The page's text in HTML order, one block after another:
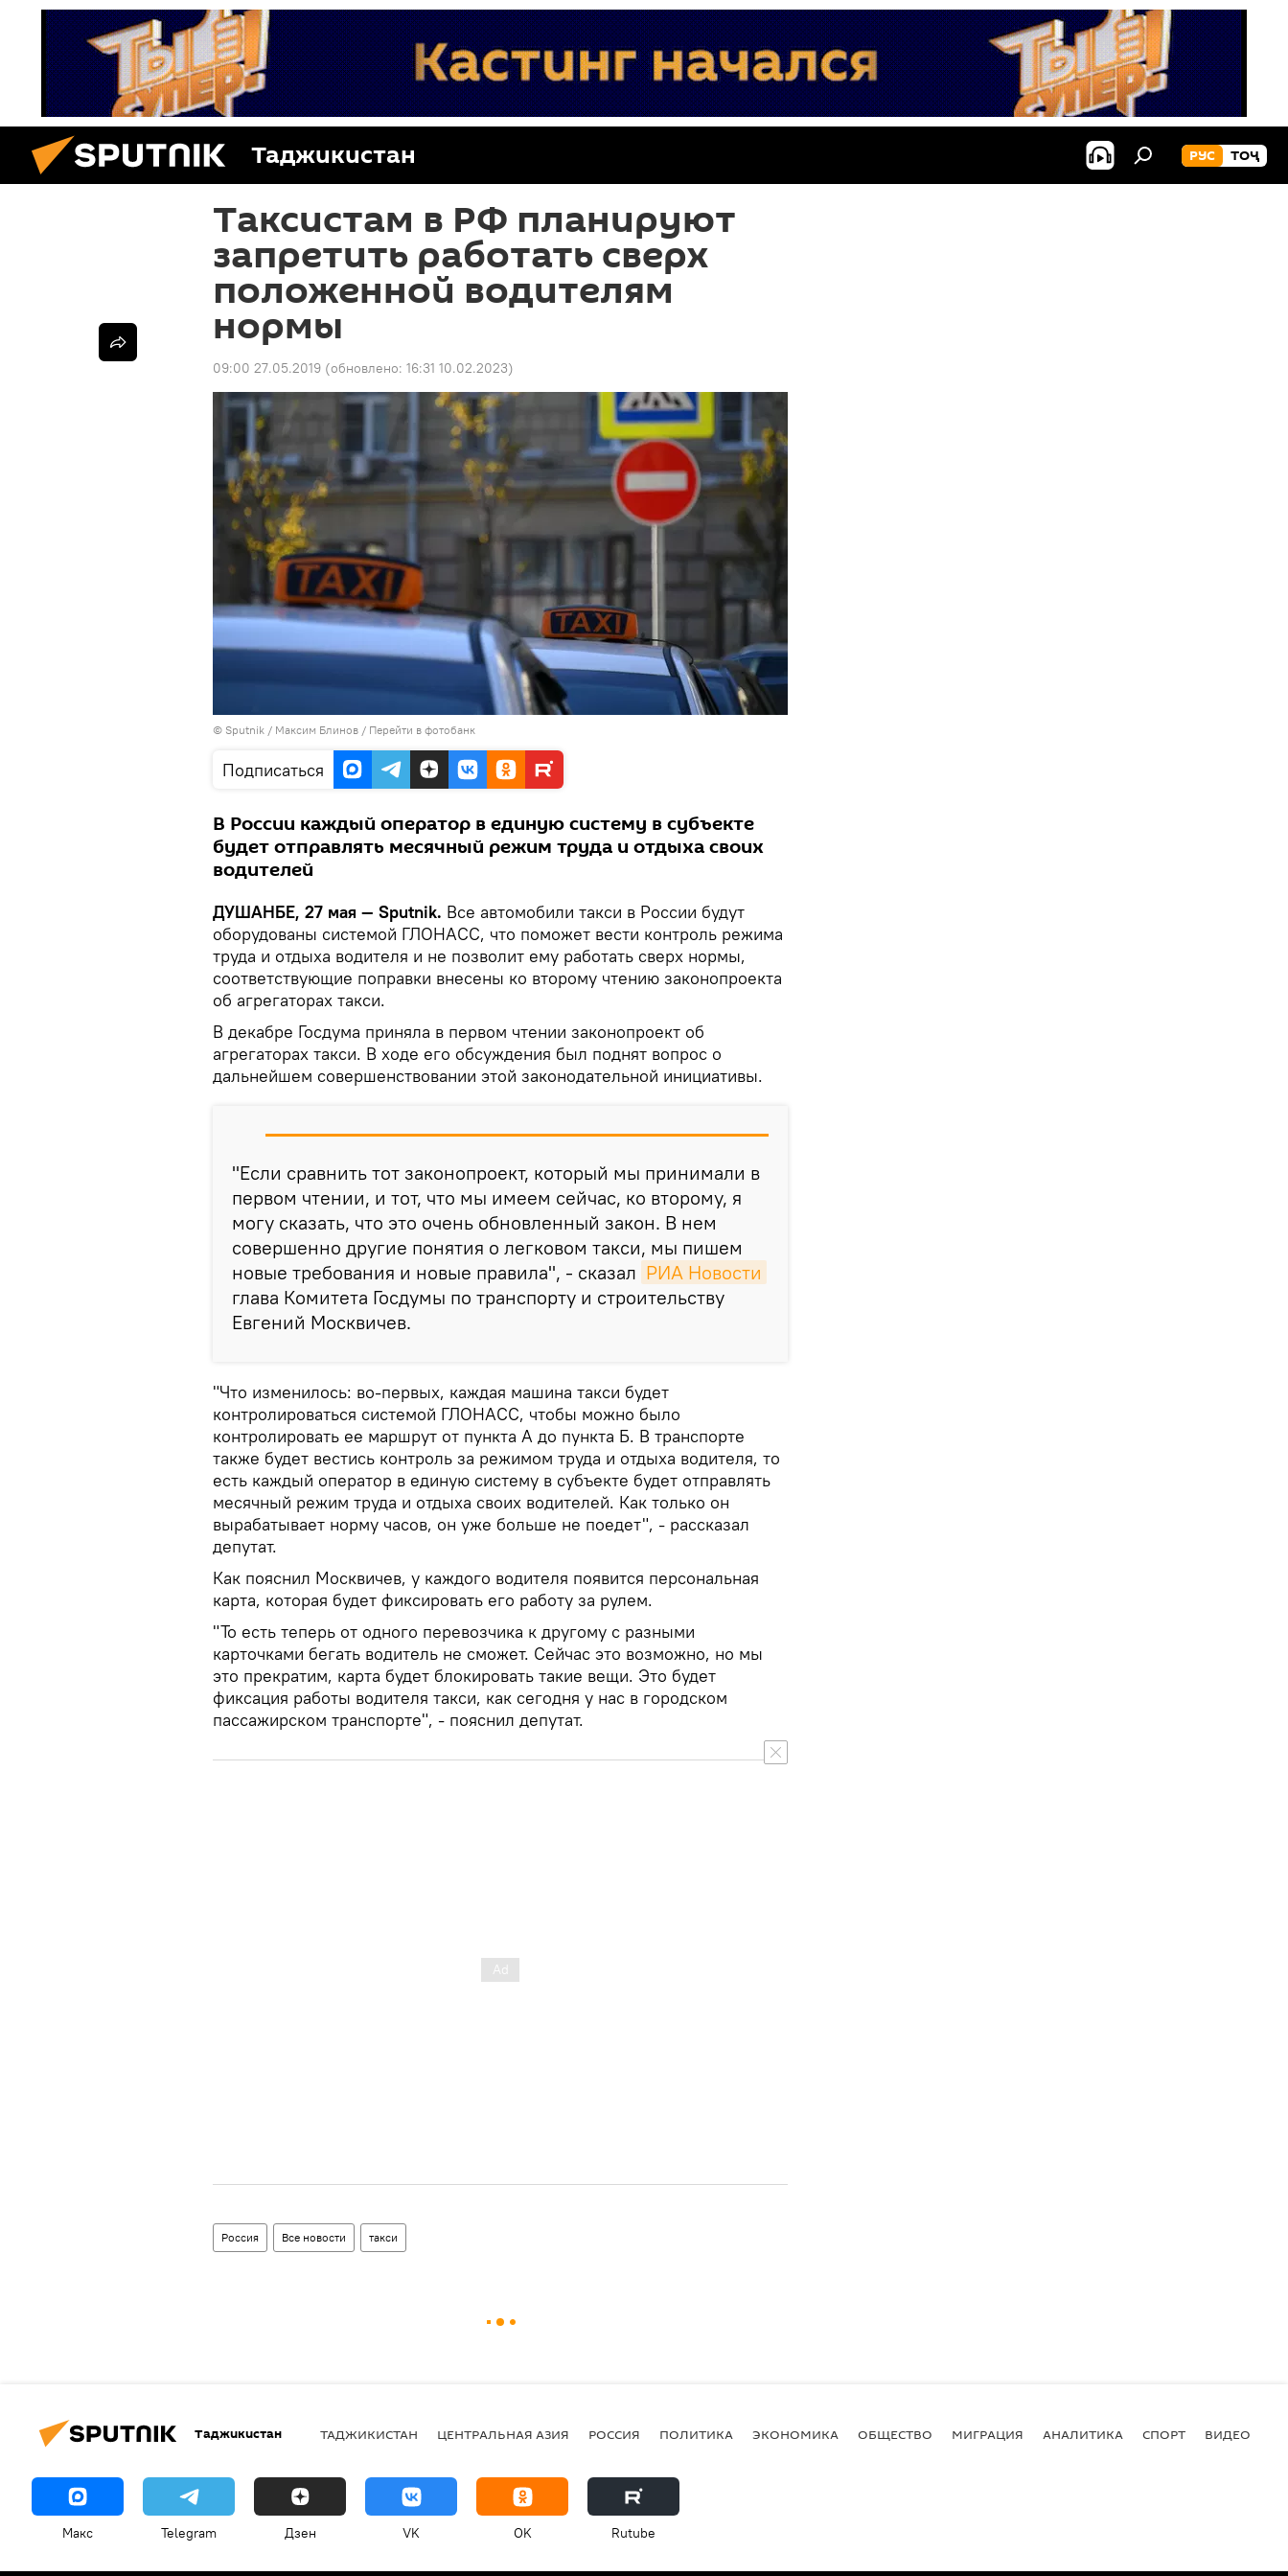
Таджикистан РУС ТОҶ
Таксистам в РФ планируют
запретить работать сверх
положенной водителям
нормы
09:00 27.05.2019 (обновлено: 16:31 10.02.2023)
© Sputnik / Максим Блинов / Перейти в фотобанк
Подписаться
В России каждый оператор в единую систему в субъекте
будет отправлять месячный режим труда и отдыха своих
водителей
ДУШАНБЕ, 27 мая — Sputnik. Все автомобили такси в России будут
оборудованы системой ГЛОНАСС, что поможет вести контроль режима
труда и отдыха водителя и не позволит ему работать сверх нормы,
соответствующие поправки внесены ко второму чтению законопроекта
об агрегаторах такси.
В декабре Госдума приняла в первом чтении законопроект об
агрегаторах такси. В ходе его обсуждения был поднят вопрос о
дальнейшем совершенствовании этой законодательной инициативы.
"Если сравнить тот законопроект, который мы принимали в
первом чтении, и тот, что мы имеем сейчас, ко второму, я
могу сказать, что это очень обновленный закон. В нем
совершенно другие понятия о легковом такси, мы пишем
новые требования и новые правила", - сказал РИА Новости
глава Комитета Госдумы по транспорту и строительству
Евгений Москвичев.
"Что изменилось: во-первых, каждая машина такси будет
контролироваться системой ГЛОНАСС, чтобы можно было
контролировать ее маршрут от пункта А до пункта Б. В транспорте
также будет вестись контроль за режимом труда и отдыха водителя, то
есть каждый оператор в единую систему в субъекте будет отправлять
месячный режим труда и отдыха своих водителей. Как только он
вырабатывает норму часов, он уже больше не поедет", - рассказал
депутат.
Как пояснил Москвичев, у каждого водителя появится персональная
карта, которая будет фиксировать его работу за рулем.
"То есть теперь от одного перевозчика к другому с разными
карточками бегать водитель не сможет. Сейчас это возможно, но мы
это прекратим, карта будет блокировать такие вещи. Это будет
фиксация работы водителя такси, как сегодня у нас в городском
пассажирском транспорте", - пояснил депутат.
Россия Все новости такси
Таджикистан ТАДЖИКИСТАН ЦЕНТРАЛЬНАЯ АЗИЯ РОССИЯ ПОЛИТИКА ЭКОНОМИКА ОБЩЕСТВО МИГРАЦИЯ АНАЛИТИКА СПОРТ ВИДЕО
Макс Telegram Дзен VK OK Rutube